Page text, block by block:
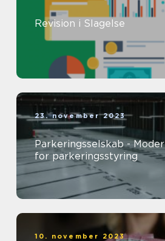
Revision i Slagelse
23. november 2023
Parkeringsselskab -
for parkeringsstyring
10. november 2023